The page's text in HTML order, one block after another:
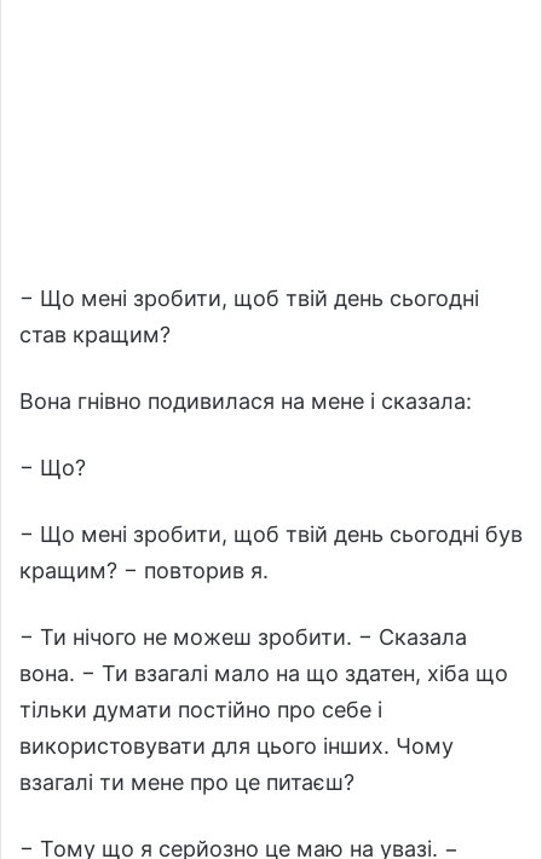
− Що мені зробити, щоб твій день сьогодні
став кращим?
Вона гнівно подивилася на мене і сказала:
− Що?
− Що мені зробити, щоб твій день сьогодні був
кращим? − повторив я.
− Ти нічого не можеш зробити. − Сказала
вона. − Ти взагалі мало на що здатен, хіба що
тільки думати постійно про себе і
використовувати для цього інших. Чому
взагалі ти мене про це питаєш?
− Тому що я серйозно це маю на увазі. −